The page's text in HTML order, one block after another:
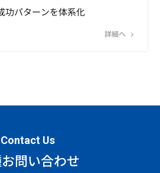
功パターンを体系化
詳細へ
Contact Us
問い合わせ